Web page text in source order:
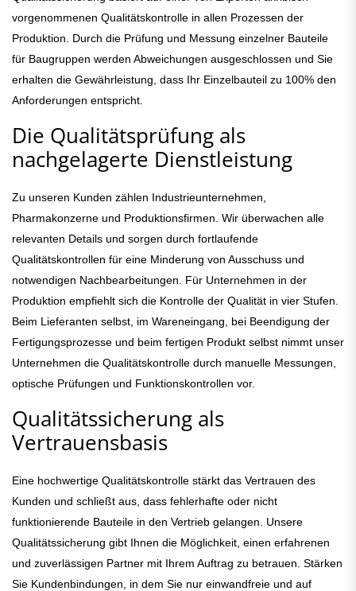
vorgenommenen Qualitätskontrolle in allen Prozessen der
Produktion. Durch die Prüfung und Messung einzelner Bauteile
für Baugruppen werden Abweichungen ausgeschlossen und Sie
erhalten die Gewährleistung, dass Ihr Einzelbauteil zu 100% den
Anforderungen entspricht.
Die Qualitätsprüfung als
nachgelagerte Dienstleistung
Zu unseren Kunden zählen Industrieunternehmen,
Pharmakonzerne und Produktionsfirmen. Wir überwachen alle
relevanten Details und sorgen durch fortlaufende
Qualitätskontrollen für eine Minderung von Ausschuss und
notwendigen Nachbearbeitungen. Für Unternehmen in der
Produktion empfiehlt sich die Kontrolle der Qualität in vier Stufen.
Beim Lieferanten selbst, im Wareneingang, bei Beendigung der
Fertigungsprozesse und beim fertigen Produkt selbst nimmt unser
Unternehmen die Qualitätskontrolle durch manuelle Messungen,
optische Prüfungen und Funktionskontrollen vor.
Qualitätssicherung als
Vertrauensbasis
Eine hochwertige Qualitätskontrolle stärkt das Vertrauen des
Kunden und schließt aus, dass fehlerhafte oder nicht
funktionierende Bauteile in den Vertrieb gelangen. Unsere
Qualitätssicherung gibt Ihnen die Möglichkeit, einen erfahrenen
und zuverlässigen Partner mit Ihrem Auftrag zu betrauen. Stärken
Sie Kundenbindungen, in dem Sie nur einwandfreie und auf